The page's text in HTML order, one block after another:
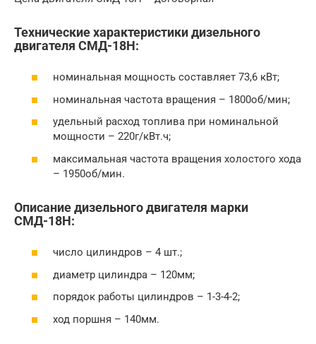
Технические характеристики дизельного
двигателя СМД-18Н:
номинальная мощность составляет 73,6 кВт;
номинальная частота вращения – 1800об/мин;
удельный расход топлива при номинальной
мощности – 220г/кВт.ч;
максимальная частота вращения холостого хода
– 1950об/мин.
Описание дизельного двигателя марки
СМД-18Н:
число цилиндров – 4 шт.;
диаметр цилиндра – 120мм;
порядок работы цилиндров – 1-3-4-2;
ход поршня – 140мм.